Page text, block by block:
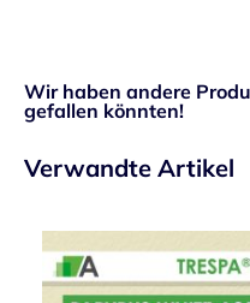
Wir haben andere
gefallen könnten!
Verwandte Artikel